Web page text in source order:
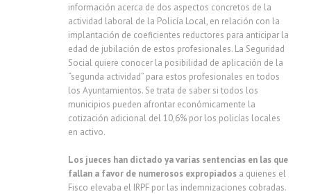
información acerca de dos aspectos concretos de la
actividad laboral de la Policía Local, en relación con la
implantación de coeficientes reductores para anticipar la
edad de jubilación de estos profesionales. La Seguridad
Social quiere conocer la posibilidad de aplicación de la
“segunda actividad” para estos profesionales en todos
los Ayuntamientos. Se trata de saber si todos los
municipios pueden afrontar económicamente la
cotización adicional del 10,6% por los policías locales
en activo.
Los jueces han dictado ya varias sentencias en las que
fallan a favor de numerosos expropiados a quienes el
Fisco elevaba el IRPF por las indemnizaciones cobradas.